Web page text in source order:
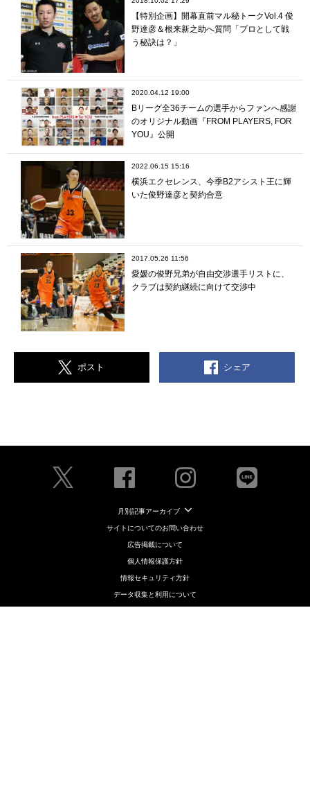
【特別企画】開幕直前マル秘トークVol.4 俊
野達彦＆根来新之助へ質問「プロとして戦
う秘訣は？」
2020.04.12 19:00
Bリーグ全36チームの選手からファンへ感謝
のオリジナル動画『FROM PLAYERS, FOR
YOU』公開
2022.06.15 15:16
横浜エクセレンス、今季B2アシスト王に輝
いた俊野達彦と契約合意
2017.05.26 11:56
愛媛の俊野兄弟が自由交渉選手リストに、
クラブは契約継続に向けて交渉中
ポスト シェア
月別記事アーカイブ
サイトについてのお問い合わせ
広告掲載について
個人情報保護方針
情報セキュリティ方針
データ収集と利用について